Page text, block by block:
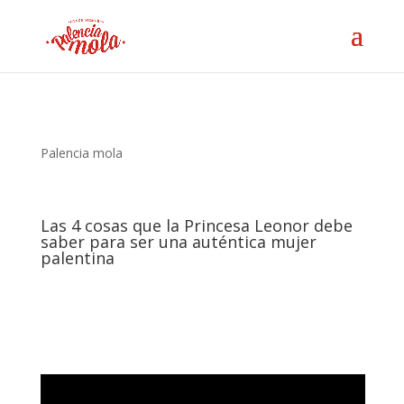
Palencia mola
Las 4 cosas que la Princesa Leonor debe
saber para ser una auténtica mujer
palentina